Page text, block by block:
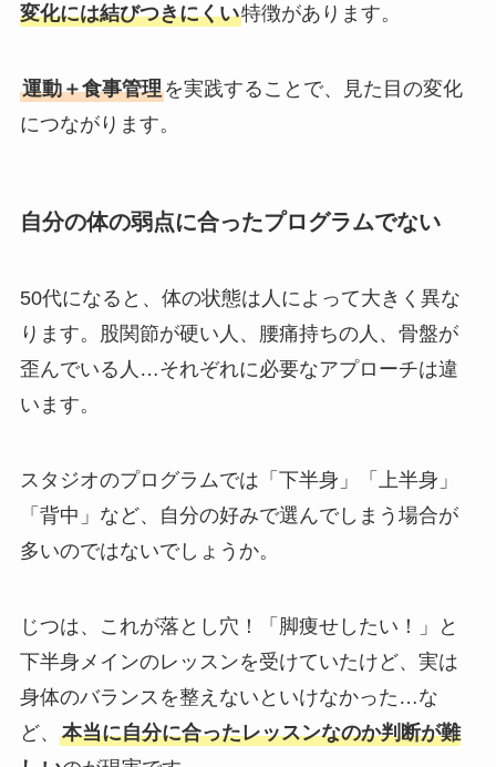
変化には結びつきにくい特徴があります。
運動＋食事管理を実践することで、見た目の変化
につながります。
自分の体の弱点に合ったプログラムでない
50代になると、体の状態は人によって大きく異な
ります。股関節が硬い人、腰痛持ちの人、骨盤が
歪んでいる人…それぞれに必要なアプローチは違
います。
スタジオのプログラムでは「下半身」「上半身」
「背中」など、自分の好みで選んでしまう場合が
多いのではないでしょうか。
じつは、これが落とし穴！「脚痩せしたい！」と
下半身メインのレッスンを受けていたけど、実は
身体のバランスを整えないといけなかった…な
ど、 本当に自分に合ったレッスンなのか判断が難